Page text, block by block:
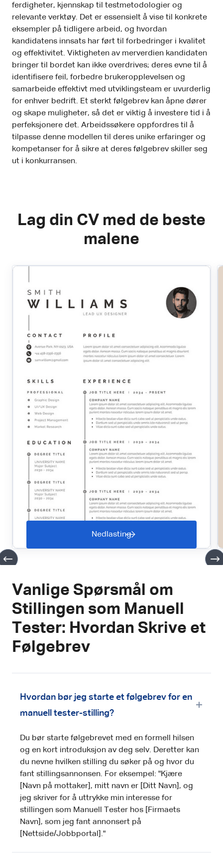
ferdigheter, kjennskap til testmetodologier og
relevante verktøy. Det er essensielt å vise til konkrete
eksempler på tidligere arbeid, og hvordan
kandidatens innsats har ført til forbedringer i kvalitet
og effektivitet. Viktigheten av merverdien kandidaten
bringer til bordet kan ikke overdrives; deres evne til å
identifisere feil, forbedre brukeropplevelsen og
samarbeide effektivt med utviklingsteam er uvurderlig
for enhver bedrift. Et sterkt følgebrev kan åpne dører
og skape muligheter, så det er viktig å investere tid i å
perfeksjonere det. Arbeidssøkere oppfordres til å
tilpasse denne modellen til deres unike erfaringer og
kompetanser for å sikre at deres følgebrev skiller seg
ut i konkurransen.
Lag din CV med de beste
malene
Nedlasting
Vanlige Spørsmål om
Stillingen som Manuell
Tester: Hvordan Skrive et
Følgebrev
Hvordan bør jeg starte et følgebrev for en
manuell tester-stilling?
Du bør starte følgebrevet med en formell hilsen
og en kort introduksjon av deg selv. Deretter kan
du nevne hvilken stilling du søker på og hvor du
fant stillingsannonsen. For eksempel: "Kjære
[Navn på mottaker], mitt navn er [Ditt Navn], og
jeg skriver for å uttrykke min interesse for
stillingen som Manuell Tester hos [Firmaets
Navn], som jeg fant annonsert på
[Nettside/Jobbportal]."